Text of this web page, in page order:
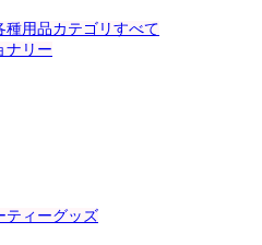
種用品カテゴリすべて
ナリー
ティーグッズ